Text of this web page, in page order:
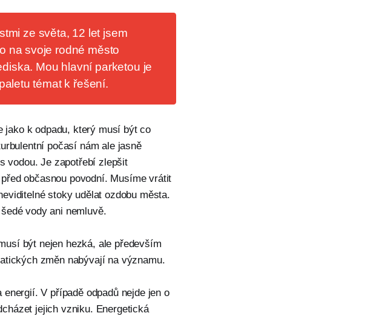
ze světa, 12 let jsem
na svoje rodné město
Mou hlavní parketou je
témat k řešení.
jako k odpadu, který musí být co
počasí nám ale jasně
vodou. Je zapotřebí zlepšit
občasnou povodní. Musíme vrátit
stoky udělat ozdobu města.
vody ani nemluvě.
být nejen hezká, ale především
změn nabývají na významu.
V případě odpadů nejde jen o
jejich vzniku. Energetická